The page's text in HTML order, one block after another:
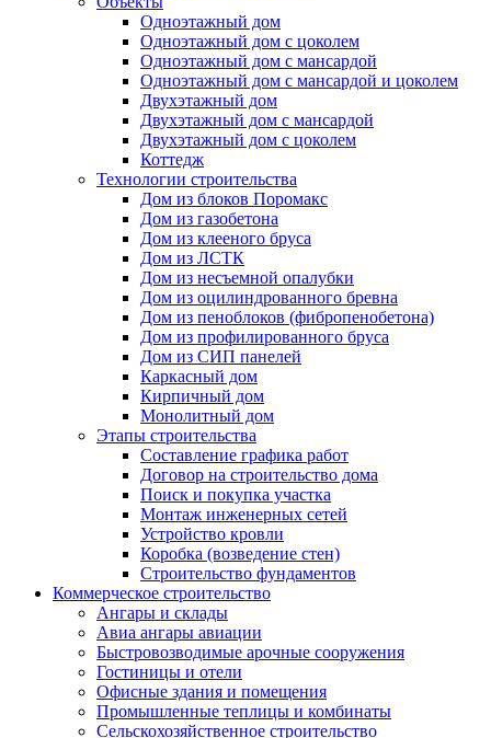
Одноэтажный дом
Одноэтажный дом с цоколем
Одноэтажный дом с мансардой
Одноэтажный дом с мансардой и цоколем
Двухэтажный дом
Двухэтажный дом с мансардой
Двухэтажный дом с цоколем
Коттедж
Технологии строительства
Дом из блоков Поромакс
Дом из газобетона
Дом из клееного бруса
Дом из ЛСТК
Дом из несъемной опалубки
Дом из оцилиндрованного бревна
Дом из пеноблоков (фибропенобетона)
Дом из профилированного бруса
Дом из СИП панелей
Каркасный дом
Кирпичный дом
Монолитный дом
Этапы строительства
Составление графика работ
Договор на строительство дома
Поиск и покупка участка
Монтаж инженерных сетей
Устройство кровли
Коробка (возведение стен)
Строительство фундаментов
Коммерческое строительство
Ангары и склады
Авиа ангары авиации
Быстровозводимые арочные сооружения
Гостиницы и отели
Офисные здания и помещения
Промышленные теплицы и комбинаты
Сельскохозяйственное строительство